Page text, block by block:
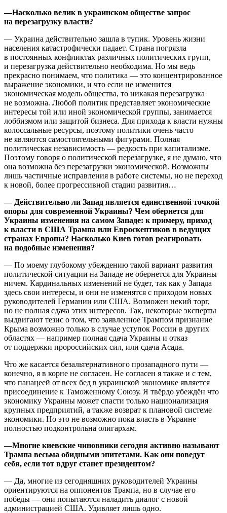
—Насколько велик в украинском обществе запрос
на перезагрузку власти?
— Украина действительно зашла в тупик. Уровень жизни
населения катастрофически падает. Страна погрязла
в постоянных конфликтах различных политических групп,
и перезагрузка действительно необходима. Но мы ведь
прекрасно понимаем, что политика — это концентрированное
выражение экономики, и что если не изменится
экономическая модель общества, то никакая перезагрузка
не возможна. Любой политик представляет экономические
интересы той или иной экономической группы, занимается
лоббизмом или защитой бизнеса. Для прихода к власти нужны
колоссальные ресурсы, поэтому политики очень часто
не являются самостоятельными фигурами. Полная
политическая независимость — редкость при капитализме.
Поэтому говоря о политической перезагрузке, я не думаю, что
она возможна без перезагрузки экономической. Возможны
лишь частичные исправления в работе системы, но не переход
к новой, более прогрессивной стадии развития…
— Действительно ли Запад является единственной точкой
опоры для современной Украины? Чем обернется для
Украины изменения на самом Западе: к примеру, приход
к власти в США Трампа или Евроскептиков в ведущих
странах Европы? Насколько Киев готов реагировать
на подобные изменения?
— По моему глубокому убеждению такой вариант развития
политической ситуации на Западе не обернется для Украины
ничем. Кардинальных изменений не будет, так как у Запада
здесь свои интересы, и они не изменятся с приходом новых
руководителей Германии или США. Возможен некий торг,
но не полная сдача этих интересов. Так, некоторые эксперты
выдвигают тезис о том, что заявленное Трампом признание
Крыма возможно только в случае уступок России в других
областях — например полная сдача Украины и отказ
от поддержки пророссийских сил, или сдача Асада.
Что же касается безальтернативного прозападного пути —
конечно, я в корне не согласен. Не согласен я также и с тем,
что панацеей от всех бед в украинской экономике является
присоединение к Таможенному Союзу. Я твёрдо убеждён что
экономику Украины может спасти только национализация
крупных предприятий, а также возврат к плановой системе
экономики. Но это не возможно пока власть в Украине
полностью подконтрольна олигархам.
—Многие киевские чиновники сегодня активно называют
Трампа весьма обидными эпитетами. Как они поведут
себя, если тот вдруг станет президентом?
— Да, многие из сегодняшних руководителей Украины
ориентируются на оппонентов Трампа, но в случае его
победы — они попытаются наладить диалог с новой
администрацией США. Удивляет лишь одно.